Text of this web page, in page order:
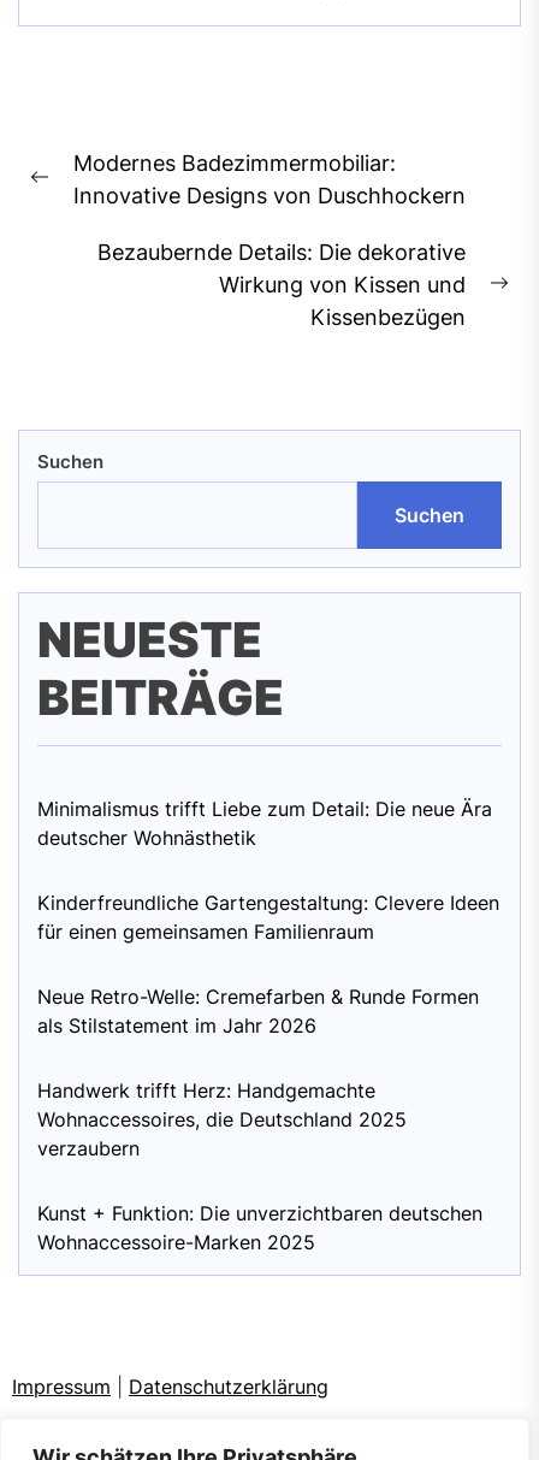
Previous
Modernes Badezimmermobiliar:
Innovative Designs von Duschhockern
Bezaubernde Details: Die dekorative
Wirkung von Kissen und
Kissenbezügen
Suchen
Suchen
NEUESTE
BEITRÄGE
Minimalismus trifft Liebe zum Detail: Die neue Ära
deutscher Wohnästhetik
Kinderfreundliche Gartengestaltung: Clevere Ideen
für einen gemeinsamen Familienraum
Neue Retro-Welle: Cremefarben & Runde Formen
als Stilstatement im Jahr 2026
Handwerk trifft Herz: Handgemachte
Wohnaccessoires, die Deutschland 2025
verzaubern
Kunst + Funktion: Die unverzichtbaren deutschen
Wohnaccessoire-Marken 2025
Impressum Datenschutzerklärung